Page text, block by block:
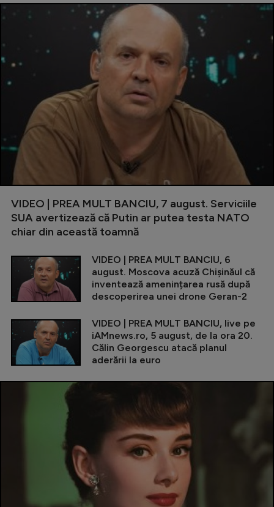
VIDEO | PREA MULT BANCIU, 7 august. Serviciile
SUA avertizează că Putin ar putea testa NATO
chiar din această toamnă
VIDEO | PREA MULT BANCIU, 6
august. Moscova acuză Chișinăul că
inventează amenințarea rusă după
descoperirea unei drone Geran-2
VIDEO | PREA MULT BANCIU, live pe
iAMnews.ro, 5 august, de la ora 20.
Călin Georgescu atacă planul
aderării la euro